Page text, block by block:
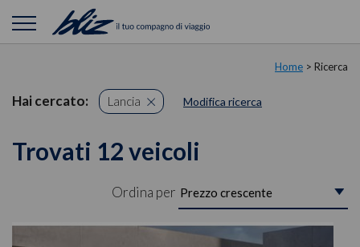
Home > Ricerca
Hai cercato: Lancia Modifica ricerca
Trovati 12 veicoli
Ordina per